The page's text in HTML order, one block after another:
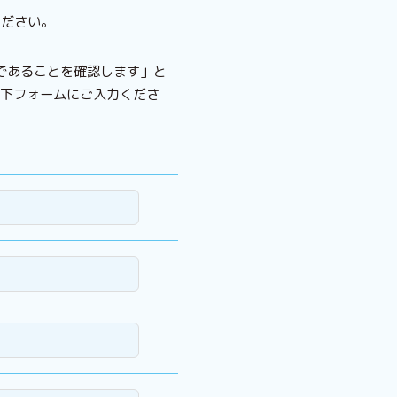
さい。
ることを確認します」と
フォームにご入力くださ